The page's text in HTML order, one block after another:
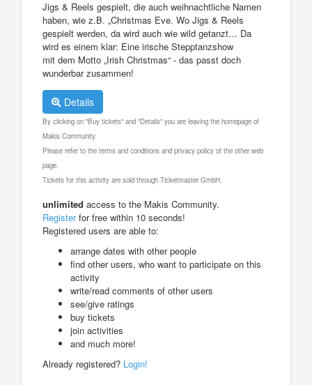
Jigs & Reels gespielt, die auch weihnachtliche Namen
haben, wie z.B. „Christmas Eve. Wo Jigs & Reels
gespielt werden, da wird auch wie wild getanzt… Da
wird es einem klar: Eine irische Stepptanzshow
mit dem Motto „Irish Christmas“ - das passt doch
wunderbar zusammen!
Details
By clicking on "Buy tickets" and "Details" you are leaving the homepage of
Makis Community.
Please refer to the terms and conditions and privacy policy of the other web
page.
Tickets for this activity are sold through Ticketmaster GmbH.
unlimited access to the Makis Community.
Registerfor free within 10 seconds!
Registered users are able to:
arrange dates with other people
find other users, who want to participate on this
activity
write/read comments of other users
see/give ratings
buy tickets
join activities
and much more!
Already registered? Login!